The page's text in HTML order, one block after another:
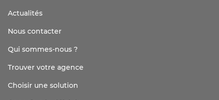
Actualités
Nous contacter
Qui sommes-nous ?
Trouver votre agence
Choisir une solution